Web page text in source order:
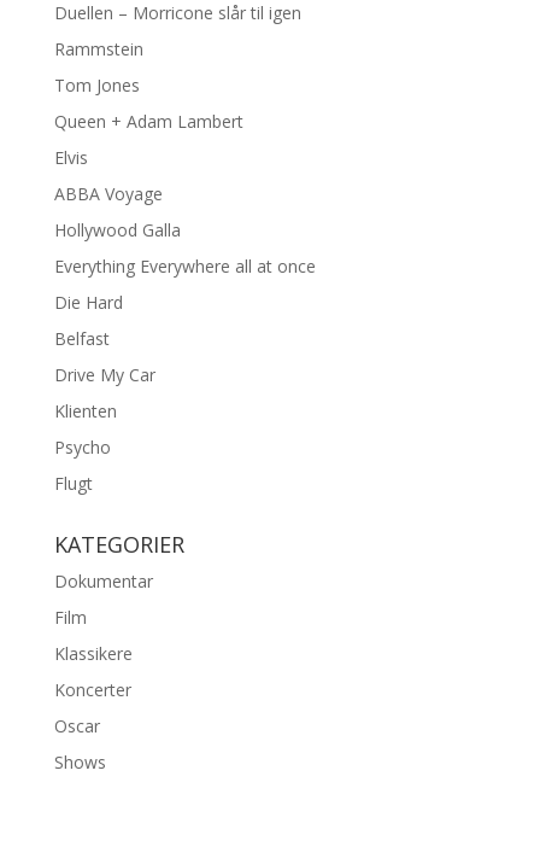
Duellen – Morricone slår til igen
Rammstein
Tom Jones
Queen + Adam Lambert
Elvis
ABBA Voyage
Hollywood Galla
Everything Everywhere all at once
Die Hard
Belfast
Drive My Car
Klienten
Psycho
Flugt
KATEGORIER
Dokumentar
Film
Klassikere
Koncerter
Oscar
Shows